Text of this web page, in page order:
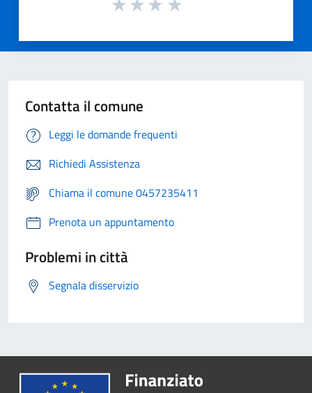
Contatta il comune
Leggi le domande frequenti
Richiedi Assistenza
Chiama il comune 0457235411
Prenota un appuntamento
Problemi in città
Segnala disservizio